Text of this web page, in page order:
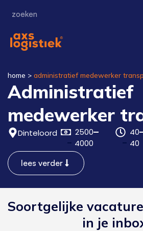
home > administratief medewerker
Administratief
medewerker
Dinteloord
2500
4000
40
40
lees verder
Soortgelijke
in je